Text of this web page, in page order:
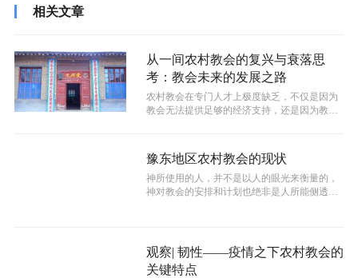
相关文章
从一间农村教会的复兴与衰落思
考：教会未来的发展之路
农村教会在专门人才上极度缺乏，不仅是因为
教会无法提供足够的经济支持，还是因为教会
豫东地区农村教会的现状
神所使用的人，并不是以人的眼光来衡量的，
神对教会的安排和计划也绝非是人所能侧透
观察| 韧性——疫情之下农村教会的
关键特点